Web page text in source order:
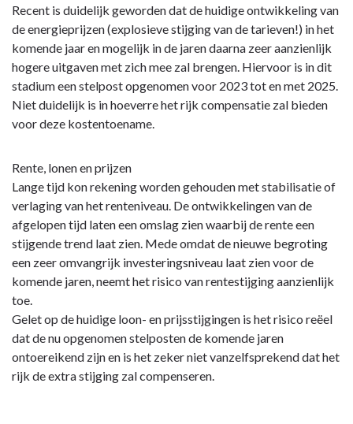
Weerstandsvermogen
Risicobeheersing
Recent is duidelijk geworden dat de huidige ontwikkeling van
de energieprijzen (explosieve stijging van de tarieven!) in het
komende jaar en mogelijk in de jaren daarna zeer aanzienlijk
hogere uitgaven met zich mee zal brengen. Hiervoor is in dit
stadium een stelpost opgenomen voor 2023 tot en met 2025.
Niet duidelijk is in hoeverre het rijk compensatie zal bieden
voor deze kostentoename.
Rente, lonen en prijzen
Lange tijd kon rekening worden gehouden met stabilisatie of
verlaging van het renteniveau. De ontwikkelingen van de
afgelopen tijd laten een omslag zien waarbij de rente een
stijgende trend laat zien. Mede omdat de nieuwe begroting
een zeer omvangrijk investeringsniveau laat zien voor de
komende jaren, neemt het risico van rentestijging aanzienlijk
toe.
Gelet op de huidige loon- en prijsstijgingen is het risico reëel
dat de nu opgenomen stelposten de komende jaren
ontoereikend zijn en is het zeker niet vanzelfsprekend dat het
rijk de extra stijging zal compenseren.